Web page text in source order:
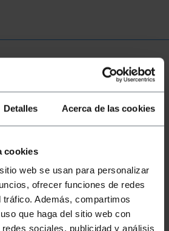
Detalles Acerca de las cookies
cookies
web se usan para personalizar
ofrecer funciones de redes
Además, compartimos
que haga del sitio web con
sociales, publicidad y análisis
USB A maschio a USB B
e un computer o un altro tipo di
semplice. È una soluzione
per il collegamento di
e molto facile da usare.
con referenza CA-USBA-11CC-